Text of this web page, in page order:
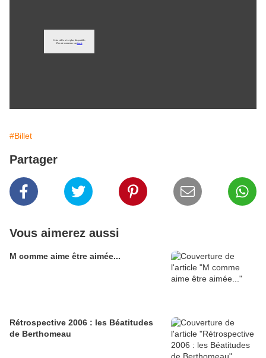
#Billet
Partager
Vous aimerez aussi
M comme aime être aimée...
Rétrospective 2006 : les Béatitudes
de Berthomeau